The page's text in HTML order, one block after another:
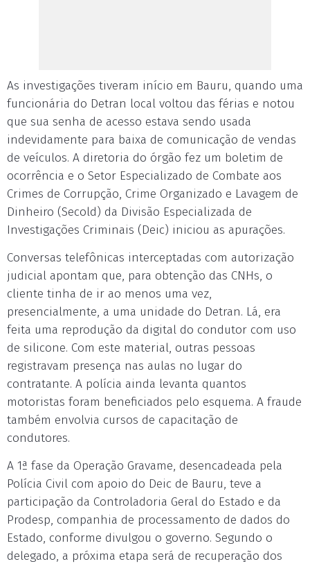
As investigações tiveram início em Bauru, quando uma
funcionária do Detran local voltou das férias e notou
que sua senha de acesso estava sendo usada
indevidamente para baixa de comunicação de vendas
de veículos. A diretoria do órgão fez um boletim de
ocorrência e o Setor Especializado de Combate aos
Crimes de Corrupção, Crime Organizado e Lavagem de
Dinheiro (Secold) da Divisão Especializada de
Investigações Criminais (Deic) iniciou as apurações.
Conversas telefônicas interceptadas com autorização
judicial apontam que, para obtenção das CNHs, o
cliente tinha de ir ao menos uma vez,
presencialmente, a uma unidade do Detran. Lá, era
feita uma reprodução da digital do condutor com uso
de silicone. Com este material, outras pessoas
registravam presença nas aulas no lugar do
contratante. A polícia ainda levanta quantos
motoristas foram beneficiados pelo esquema. A fraude
também envolvia cursos de capacitação de
condutores.
A 1ª fase da Operação Gravame, desencadeada pela
Polícia Civil com apoio do Deic de Bauru, teve a
participação da Controladoria Geral do Estado e da
Prodesp, companhia de processamento de dados do
Estado, conforme divulgou o governo. Segundo o
delegado, a próxima etapa será de recuperação dos